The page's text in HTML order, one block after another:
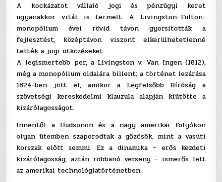
A kockázatot vállaló jogi és pénzügyi keret
ugyanakkor vitát is termelt. A Livingston–Fulton-
monopólium évei rövid távon gyorsították a
fejlesztést, középtávon viszont elkerülhetetlenné
tették a jogi ütközéseket.
A legismertebb per, a Livingston v. Van Ingen (1812),
még a monopólium oldalára billent; a történet lezárása
1824-ben jött el, amikor a Legfelsőbb Bíróság a
szövetségi kereskedelmi klauzula alapján kiütötte a
kizárólagosságot.
Innentől a Hudsonon és a nagy amerikai folyókon
olyan ütemben szaporodtak a gőzösök, mint a vasúti
korszak előtt semmi. Ez a dinamika – erős kezdeti
kizárólagosság, aztán robbanó verseny – ismerős lett
az amerikai technológiatörténetben.